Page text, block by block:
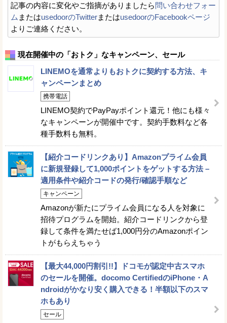
記事の内容に変化やご指摘がありましたら問い合わせフォー
ム またはusedoorのTwitterまたはusedoorのFacebookページ
よりご連絡ください。
現在開催中の「おトク」なキャンペーン、セール
LINEMOを通常よりもおトクに契約する方法、キ
ャンペーンまとめ
携帯電話
LINEMO契約でPayPayポイント還元！他にも様々
なキャンペーンが開催中です。契約手数料など各
種手数料も無料。
【紹介コードリンクあり】Amazonプライム会員
に新規登録して1,000ポイントをゲットする方法 –
適用条件や紹介コードの発行/確認手順など
キャンペーン
Amazonが新たにプライム会員になる人を対象に
招待プログラムを開始。紹介コードリンクから登
録して条件を満たせば1,000円分のAmazonポイン
トがもらえちゃう
【最大44,000円割引!!】ドコモが認定中古スマホ
のセールを開催。docomo CertifiedのiPhone・A
ndroidがかなり安く購入できる！半額以下のスマ
ホもあり
セール